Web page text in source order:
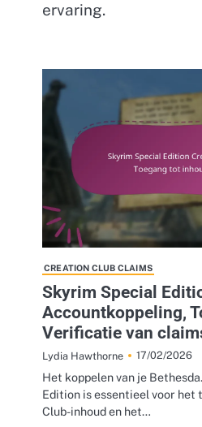
ervaring.
CREATION CLUB CLAIMS
Skyrim Special
Accountkoppeling,
Verificatie van
Lydia Hawthorne 17/02/2026
Het koppelen van je
Edition is essentieel voor
Club-inhoud en het…